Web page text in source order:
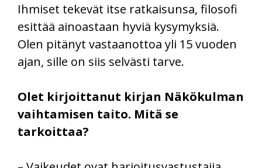
Ihmiset tekevät itse ratkaisunsa, filosofi
esittää ainoastaan hyviä kysymyksiä.
Olen pitänyt vastaanottoa yli 15 vuoden
ajan, sille on siis selvästi tarve.
Olet kirjoittanut kirjan Näkökulman
vaihtamisen taito. Mitä se
tarkoittaa?